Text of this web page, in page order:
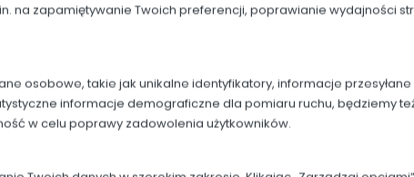
na zapamiętywanie Twoich preferencji, poprawianie wydajności
osobowe, takie jak unikalne identyfikatory, informacje
informacje demograficzne dla pomiaru ruchu, będziemy
w celu poprawy zadowolenia użytkowników.
Dodaj do koszyka